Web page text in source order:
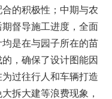
的积极性；中期与农
督导施工进度，全面
是在与园子所在的苗
，确保了设计图能因
过往行人和车辆打造
拆大建等浪费现象，